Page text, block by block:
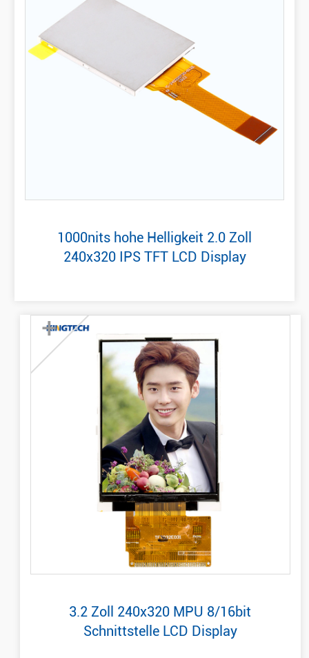
1000nits hohe Helligkeit 2.0 Zoll
240x320 IPS TFT LCD Display
+
3.2 Zoll 240x320 MPU 8/16bit
Schnittstelle LCD Display